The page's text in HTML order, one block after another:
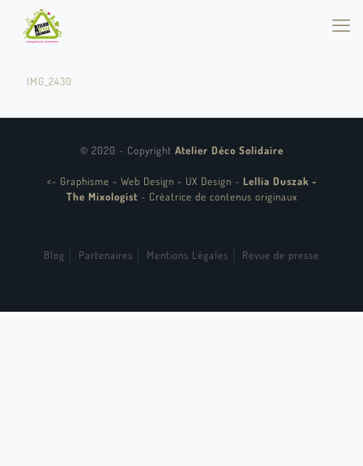
IMG_2430
© 2020 - Copyright Atelier Déco Solidaire
<- Graphisme - Web Design - UX Design - Lellia Duszak -
The Mixologist - Créatrice de contenus originaux
Blog Partenaires Mentions Légales Revue de presse